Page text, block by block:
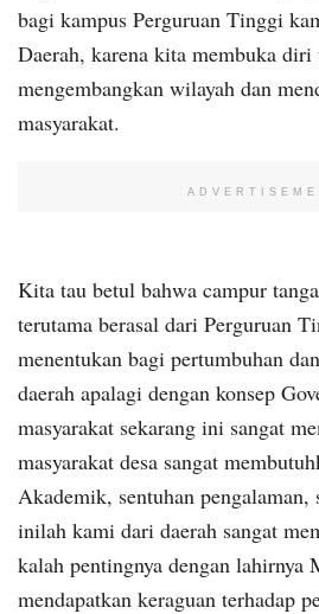
bagi kampus Perguruan Tinggi
Daerah, karena kita membuka diri
mengembangkan wilayah dan
masyarakat.
Kita tau betul bahwa campur
terutama berasal dari Perguruan
menentukan bagi pertumbuhan
daerah apalagi dengan konsep
masyarakat sekarang ini sangat
masyarakat desa sangat
Akademik, sentuhan pengalaman,
inilah kami dari daerah sangat
kalah pentingnya dengan
mendapatkan keraguan terhadap